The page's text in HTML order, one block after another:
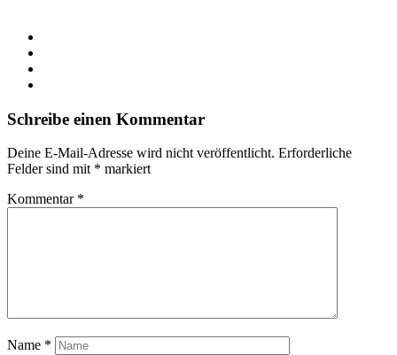
Schreibe einen Kommentar
Deine E-Mail-Adresse wird nicht veröffentlicht. Erforderliche
Felder sind mit * markiert
Kommentar *
Name *